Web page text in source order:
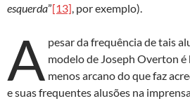
esquerda”[13] , por exemplo).
A pesar da frequência de tais
modelo de Joseph Overton é
menos arcano do que faz
e suas frequentes alusões na